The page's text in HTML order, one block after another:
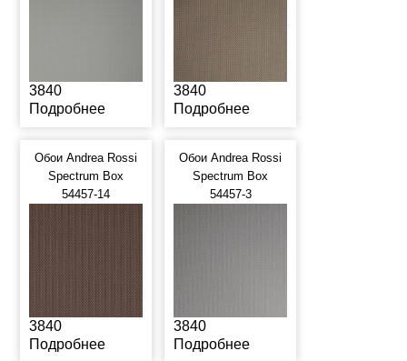
3840
Подробнее
3840
Подробнее
Обои Andrea Rossi
Spectrum Box
54457-14
3840
Подробнее
Обои Andrea Rossi
Spectrum Box
54457-3
3840
Подробнее